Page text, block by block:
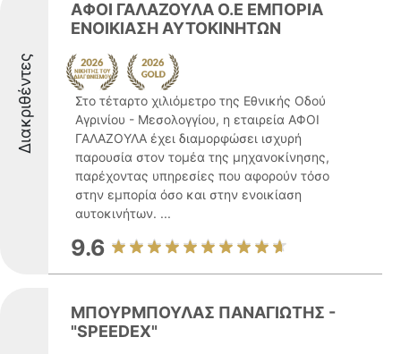
Διακριθέντες
ΑΦΟΙ ΓΑΛΑΖΟΥΛΑ Ο.Ε EΜΠΟΡΙΑ
ΕΝΟΙΚΙΑΣΗ ΑΥΤΟΚΙΝΗΤΩΝ
Στο τέταρτο χιλιόμετρο της Εθνικής Οδού
Αγρινίου - Μεσολογγίου, η εταιρεία ΑΦΟΙ
ΓΑΛΑΖΟΥΛΑ έχει διαμορφώσει ισχυρή
παρουσία στον τομέα της μηχανοκίνησης,
παρέχοντας υπηρεσίες που αφορούν τόσο
στην εμπορία όσο και στην ενοικίαση
αυτοκινήτων. ...
9.6
ΜΠΟΥΡΜΠΟΥΛΑΣ ΠΑΝΑΓΙΩΤΗΣ -
"SPEEDEX"